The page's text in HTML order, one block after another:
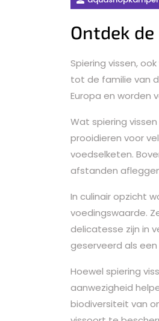
Ontdek
Spiering vissen,
tot de familie van
Europa en worden
Wat spiering
prooidieren voor
voedselketen.
afstanden
In culinair opzicht
voedingswaarde.
delicatesse zijn in
geserveerd als
Hoewel spiering
aanwezigheid
biodiversiteit van